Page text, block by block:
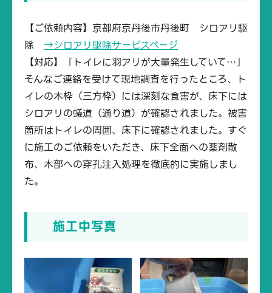
【ご依頼内容】京都府京丹後市丹後町 シロアリ駆
除 →シロアリ駆除サービスページ
【対応】「トイレに羽アリが大量発生していて…」
そんなご連絡を受けて現地調査を行ったところ、ト
イレの木枠（三方枠）には深刻な食害が、床下には
シロアリの蟻道（通り道）が確認されました。被害
箇所はトイレの周囲、床下に確認されました。すぐ
に施工のご依頼をいただき、床下全面への薬剤散
布、木部への穿孔注入処理を徹底的に実施しまし
た。
施工中写真